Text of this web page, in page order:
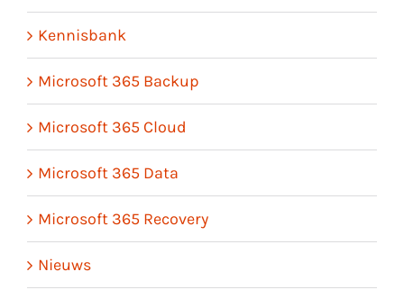
Kennisbank
Microsoft 365 Backup
Microsoft 365 Cloud
Microsoft 365 Data
Microsoft 365 Recovery
Nieuws